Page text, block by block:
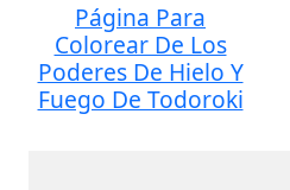
Página Para
Colorear De Los
Poderes De Hielo Y
Fuego De Todoroki